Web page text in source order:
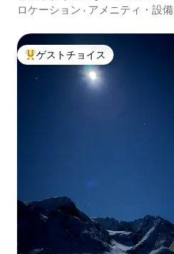
ロケーション · アメニティ・設備
大好評のゲストチョイスです。
ゲストチョイス